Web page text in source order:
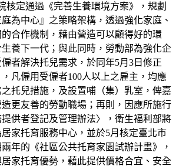
核定通過《完善生養環境方案》，規劃
庭為中心』之策略架構，透過強化家庭、
合作機制，藉由營造可以顧得好的環
養下一代；與此同時，勞動部為強化企
者解決托兒需求，於同年5月3日修正
，凡僱用受僱者100人以上之雇主，均應
托兒措施，及設置哺（集）乳室，俾嘉
更友善的勞動職場；再則，因應所施行
供者登記及管理辦法〉，衛生福利部將
家托育服務中心，並於5月核定臺北市
年的《社區公共托育家園試辦計畫》，
家托育優勢，藉此提供價格合宜、安全